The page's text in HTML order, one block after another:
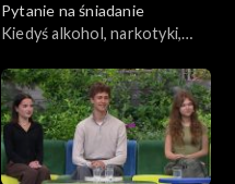
Pytanie na śniadanie
Kiedyś alkohol, narkotyki,
uzależnionym